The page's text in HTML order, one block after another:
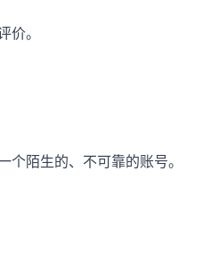
价。
陌生的、不可靠的账号。